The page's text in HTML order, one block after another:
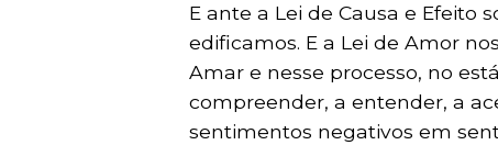
E ante a Lei de Causa e Efeito
edificamos. E a Lei de Amor
Amar e nesse processo, no
compreender, a entender, a
sentimentos negativos em